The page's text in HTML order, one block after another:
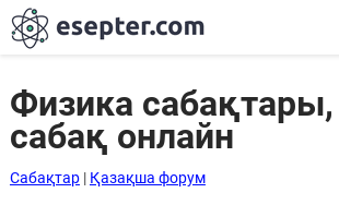
Сабақтар
Физика
сабақ онлайн
Сабақтар| Қазақша форум